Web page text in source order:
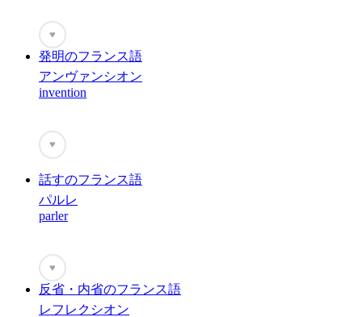
♥
発明のフランス語
アンヴァンシオン
invention
♥
話すのフランス語
パルレ
parler
♥
反省・内省のフランス語
レフレクシオン